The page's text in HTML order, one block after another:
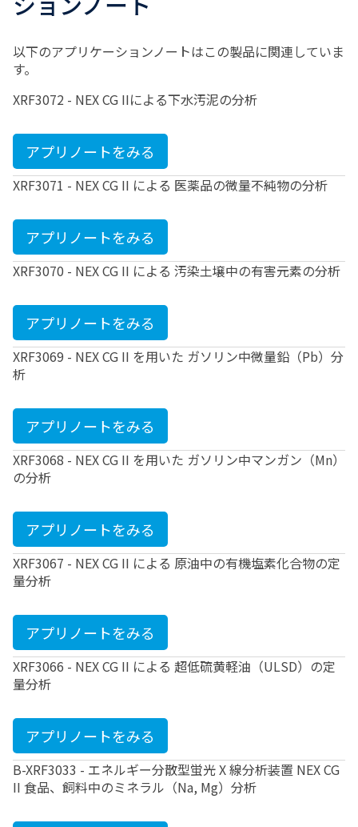
以下のアプリケーションノートはこの製品に関連していま
す。
XRF3072 - NEX CG IIによる下水汚泥の分析
アプリノートをみる
XRF3071 - NEX CG II による 医薬品の微量不純物の分析
アプリノートをみる
XRF3070 - NEX CG II による 汚染土壌中の有害元素の分析
アプリノートをみる
XRF3069 - NEX CG II を用いた ガソリン中微量鉛（Pb）分
析
アプリノートをみる
XRF3068 - NEX CG II を用いた ガソリン中マンガン（Mn）
の分析
アプリノートをみる
XRF3067 - NEX CG II による 原油中の有機塩素化合物の定
量分析
アプリノートをみる
XRF3066 - NEX CG II による 超低硫黄軽油（ULSD）の定
量分析
アプリノートをみる
B-XRF3033 - エネルギー分散型蛍光 X 線分析装置 NEX CG
II 食品、飼料中のミネラル（Na, Mg）分析